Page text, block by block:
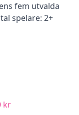
fem utvalda
spelare: 2+
kr